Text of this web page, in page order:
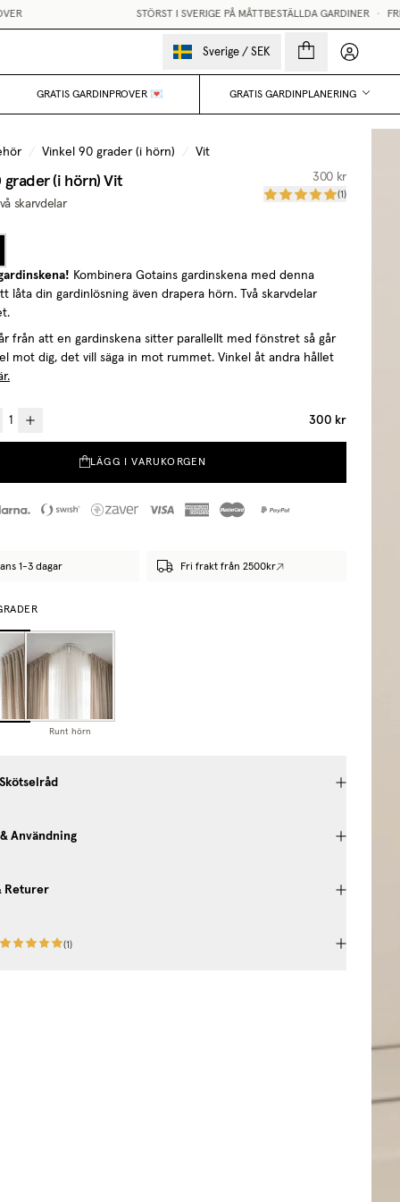
STÖRST I SVERIGE PÅ MÅTTBESTÄLLDA GARDINER • FRI FRAKT
Sverige / SEK Mina
GRATIS GARDINPROVER 💌 GRATIS GARDINPLANERING
/ Vinkel 90 grader (i hörn) / Vit
grader (i hörn)Vit
skarvdelar
300 kr
(1)
Kombinera Gotains gardinskena med denna
låta din gardinlösning även drapera hörn. Två skarvdelar
från att en gardinskena sitter parallellt med fönstret så går
mot dig, det vill säga in mot rummet. Vinkel åt andra hållet
300 kr
LÄGG I VARUKORGEN
1-3 dagar Fri frakt från 2500kr
Runt hörn
Användning
Returer
(1)